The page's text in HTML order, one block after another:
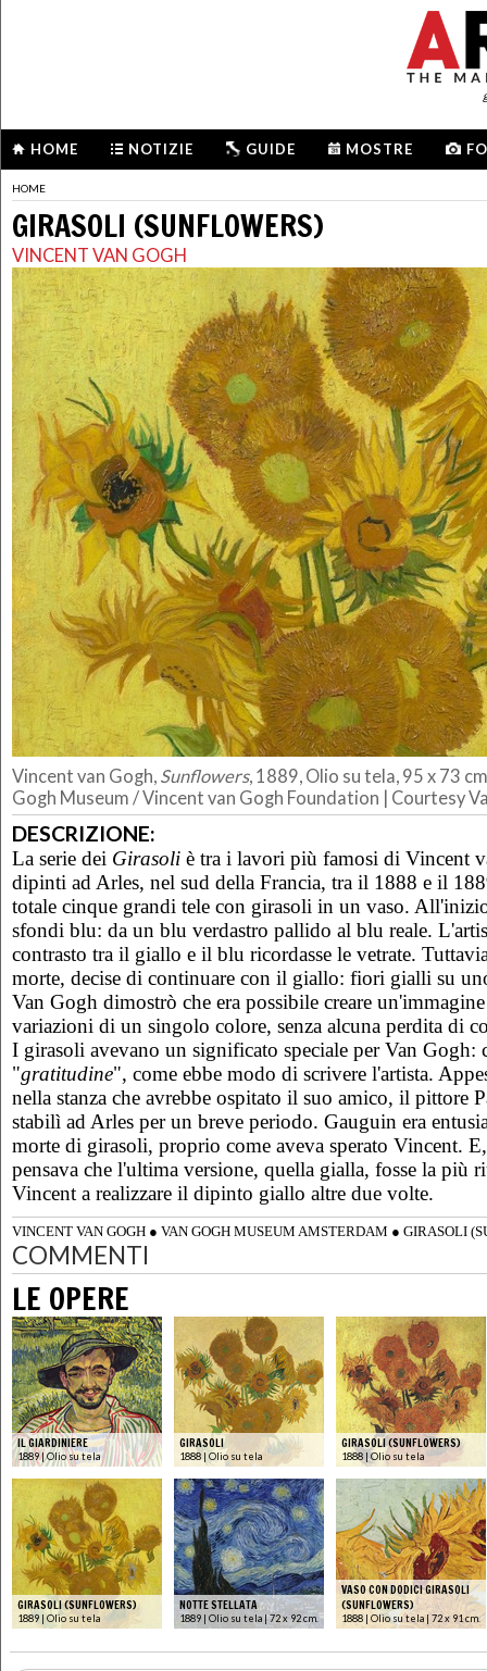
HOME NOTIZIE GUIDE MOSTRE
HOME
GIRASOLI (SUNFLOWERS)
VINCENT VAN GOGH
Vincent van Gogh, Sunflowers, 1889, Olio su tela, 95 x 73
Gogh Museum / Vincent van Gogh Foundation | Courtesy
DESCRIZIONE:
La serie dei Girasoli è tra i lavori più famosi di Vincent
dipinti ad Arles, nel sud della Francia, tra il 1888 e il
totale cinque grandi tele con girasoli in un vaso.
sfondi blu: da un blu verdastro pallido al blu reale.
contrasto tra il giallo e il blu ricordasse le vetrate.
morte, decise di continuare con il giallo: fiori gialli su
Van Gogh dimostrò che era possibile creare
variazioni di un singolo colore, senza alcuna perdita di
I girasoli avevano un significato speciale per Van Gogh:
"gratitudine", come ebbe modo di scrivere l'artista.
nella stanza che avrebbe ospitato il suo amico, il pittore
stabilì ad Arles per un breve periodo. Gauguin era
morte di girasoli, proprio come aveva sperato Vincent.
pensava che l'ultima versione, quella gialla, fosse la più
Vincent a realizzare il dipinto giallo altre due volte.
VINCENT VAN GOGH ● VAN GOGH MUSEUM AMSTERDAM ● GIRASOLI
COMMENTI
LE OPERE
IL GIARDINIERE
1889 | Olio su tela
GIRASOLI
1888 | Olio su tela
GIRASOLI (SUNFLOWERS)
1888 | Olio su tela
GIRASOLI (SUNFLOWERS)
1889 | Olio su tela
NOTTE STELLATA
1889 | Olio su tela | 72 x 92 cm.
VASO CON DODICI GIRASOLI
(SUNFLOWERS)
1888 | Olio su tela | 72 x 91 cm.